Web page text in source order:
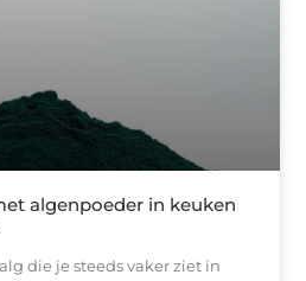
algenpoeder in keuken
die je steeds vaker ziet in